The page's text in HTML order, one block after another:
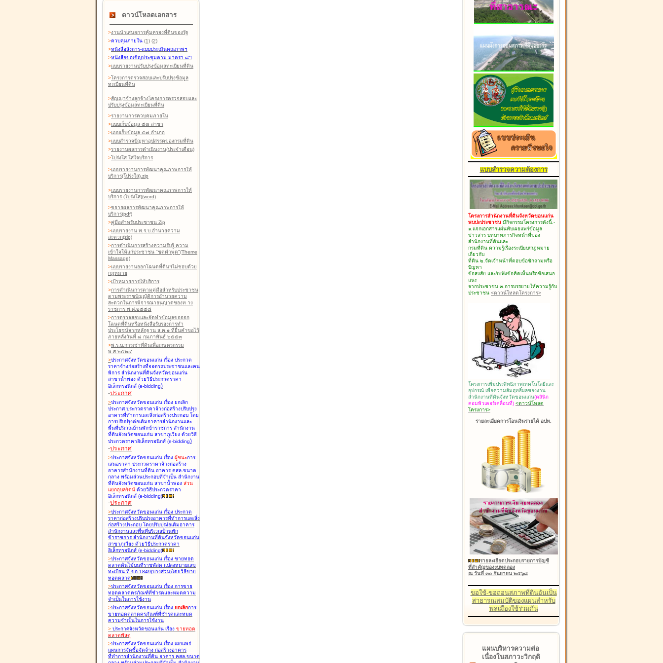
ดาวน์โหลดเอกสาร
>งานนำเสนอการคุ้มครองที่ดินของรัฐ
>ควบคุมภายใน (1) (2)
>หนังสือสังการ-แบบประเมินคุณภาพฯ
>หนังสือขอเชิญประชุมตาม มาตรา ๘ฯ
>แบบรายงานปรับปรุงข้อมูลทะเบียนที่ดิน
>โครงการตรวจสอบและปรับปรุงข้อมูล
ทะเบียนที่ดิน
>สัญญาจ้างลูกจ้างโครงการตรวจสอบและ
ปรับปรุงข้อมูลทะเบียนที่ดิน
>รายงานการควบคุมภายใน
>แบบเก็บข้อมูล ๕๗ สาขา
>แบบเก็บข้อมูล ๕๗ อำเภอ
>แบบสำรวจปัญหาอุปสรรคของกรมที่ดิน
>รายงานผลการดำเนินงาน(ประจำเดือน)
>โปร่งใส ใส่ใจบริการ
>แบบรายงานการพัฒนาคุณภาพการให้
บริการ(โปร่งใส).zip
>แบบรายงานการพัฒนาคุณภาพการให้
บริการ (โปร่งใส)(word)
>ขยายผลการพัฒนาคุณภาพการให้
บริการ(pdf)
>คู่มือสำหรับประชาชน Zip
>แบบรายงาน พ.ร.บ.อำนวยความ
สะดวก(zip)
>การดำเนินการสร้างความรับรู้ ความ
เข้าใจให้แก่ประชาชน "ชุดคำพูด"(Theme
Massage)
>แบบรายงานออกโฉนดที่ดินฯไม่ชอบด้วย
กฎหมาย
>เป้าหมายการให้บริการ
>การดำเนินการตามคู่มือสำหรับประชาชน
ตามพระราชบัญญัติการอำนวยความ
สะดวกในการพิจารณาอนุญาตของท าง
ราชการ พ.ศ.๒๕๕๘
>การตรวจสอบและจัดทำข้อมูลขอออก
โฉนดที่ดินหรือหนังสือรับรองการทำ
ประโยชน์จากหลักฐาน ส.ค.๑ ที่ยื่นคำขอไว้
ภายหลังวันที่ ๘ กุมภาพันธ์ ๒๕๕๓
>พ.ร.บ.การเช่าที่ดินเพื่อเกษตรกรรม
พ.ศ.๒๕๒๔
>ประกาศจังหวัดขอนแก่น เรื่อง ประกวด
ราคาจ้างก่อสร้างที่จอดรถประชาชนและคน
พิการ สำนักงานที่ดินจังหวัดขอนแก่น
สาขาน้ำพอง ด้วยวิธีประกวดราคา
อิเล็กทรอนิกส์ (e-bidding)
-ประกาศ
>ประกาศจังหวัดขอนแก่น เรื่อง ยกเลิก
ประกาศ ประกวดราคาจ้างก่อสร้างปรับปรุง
อาคารที่ทำการและสิ่งก่อสร้างประกอบ โดย
การปรับปรุงต่อเติมอาคารสำนักงานและ
พื้นที่บริเวณบ้านพักข้าราชการ สำนักงาน
ที่ดินจังหวัดขอนแก่น สาขาภูเวียง ด้วยวิธี
ประกวดราคาอิเล็กทรอนิกส์ (e-bidding)
-ประกาศ
>ประกาศจังหวัดขอนแก่น เรื่อง ผู้ชนะการ
เสนอราคา ประกวดราคาจ้างก่อสร้าง
อาคารสำนักงานที่ดิน อาคาร คสล.ขนาด
กลาง พร้อมส่วนประกอบที่จำเป็น สำนักงาน
ที่ดินจังหวัดขอนแก่น สาขาน้ำพอง ส่วน
แยกอุบลรัตน์ ด้วยวิธีประกวดราคา
อิเล็กทรอนิกส์ (e-bidding)
-ประกาศ
>ประกาศจังหวัดขอนแก่น เรื่อง ประกวด
ราคาก่อสร้างปรับปรุงอาคารที่ทำการและสิ่ง
ก่อสร้างประกอบ โดยปรับปรุง่อเติมอาคาร
สำนักงานและพื้นที่บริเวณบ้านพัก
ข้าราชการ สำนักงานที่ดินจังหวัดขอนแก่น
สาขาภูเวียง ด้วยวิธีประกวดราคา
อิเล็กทรอนิกส์ (e-bidding)
>ประกาศจังหวัดขอนแก่น เรื่อง ขายทอด
ตลาดต้นไม้บนที่ราชพัสดุ แปลงหมายเลข
ทะเบียน ที่ ขก.1849(บางส่วน)โดยวิธีขาย
ทอดตลาด
>ประกาศจังหวัดขอนแก่น เรื่อง การขาย
ทอดตลาดครุภัณฑ์ที่ชำรุดและหมดความ
จำเป็นในการใช้งาน
>ประกาศจังหวัดขอนแก่น เรื่อง ยกเลิกการ
ขายทอดตลาดครุภัณฑ์ที่ชำรุดและหมด
ความจำเป็นในการใช้งาน
> ประกาศจังหวัดขอนแก่น เรื่อง ขายทอด
ตลาดพัสดุ
>ประกาศจังหวัดขอนแก่น เรื่อง เผยแพร่
แผนการจัดซื้อจัดจ้าง ก่อสร้างอาคาร
ที่ทำการสำนักงานที่ดิน อาคาร คสล.ขนาด
แบบสำรวจความต้องการ
โครงการสำนักงานที่ดินจังหวัดขอนแก่น
พบปะประชาชน มีกิจกรรมโครงการดังนี้.-
๑.แจกเอกสารแผ่นพับเผยแพร่ข้อมูล
ข่าวสาร บทบาทภารกิจหน้าที่ของ
สำนักงานที่ดินและ
กรมที่ดิน ความรู้เรื่องระเบียบ/กฎหมาย
เกี่ยวกับ
ที่ดิน ๒.จัดเจ้าหน้าที่ตอบข้อซักถามหรือ
ปัญหา
ข้อสงสัย และรับฟังข้อคิดเห็นหรือข้อเสนอ
แนะ
จากประชาชน ๓.การบรรยายให้ความรู้กับ
ประชาชน <ดาวน์โหลดโครงการ>
โครงการเพิ่มประสิทธิภาพเทคโนโลยีและ
อุปกรณ์ เพื่อความสัมฤทธิ์ผลของงาน
สำนักงานที่ดินจังหวัดขอนแก่น(คลินิก
คอมพิวเตอร์เคลื่อนที่) <ดาวน์โหลด
โครงการ>
รายละเอียดการโอนเงินรายได้ อปท.
รายละเอียดประกอบรายการบัญชี
ที่สำคัญของงบทดลอง
ณ วันที่ ๓๐ กันยายน ๒๕๖๘
ขอใช้-ขอถอนสภาพที่ดินอันเป็น
สาธารณสมบัติของแผ่นสำหรับ
พลเมืองใช้ร่วมกัน
แผนบริหารความต่อ
เนื่องในสภาวะวิกฤติ